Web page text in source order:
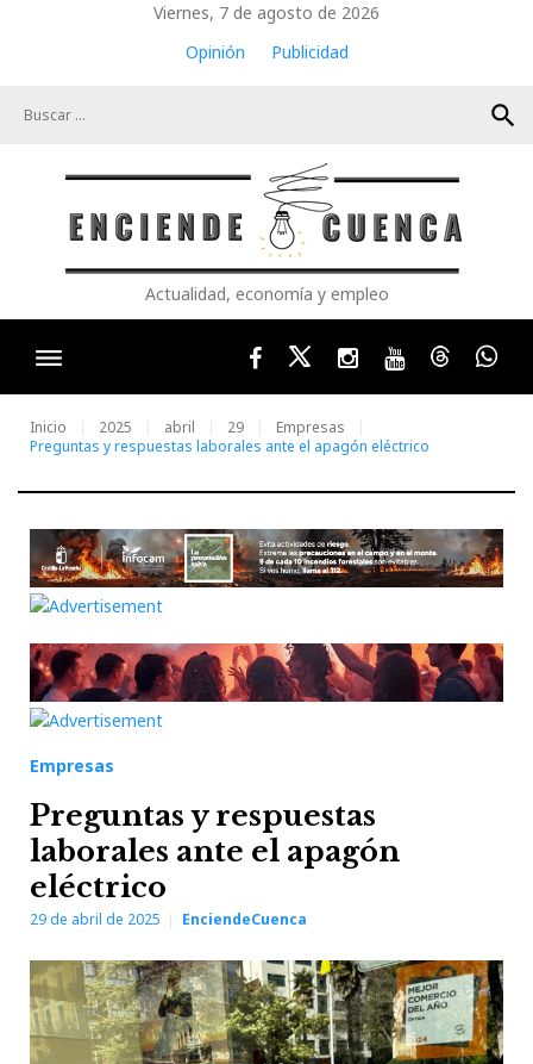
Viernes, 7 de agosto de 2026
Opinión
Publicidad
search
Actualidad, economía y empleo
FacebookTwitterInstagram
YoutubeThreads
Inicio 2025 abril 29
Empresas
Preguntas y respuestas laborales ante el apagón eléctrico
Empresas
Preguntas y respuestas
laborales ante el apagón
eléctrico
29 de abril de 2025 EnciendeCuenca